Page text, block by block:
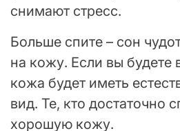
снимают стресс.
Больше спите – сон
на кожу. Если вы будете
кожа будет иметь
вид. Те, кто достаточно
хорошую кожу.